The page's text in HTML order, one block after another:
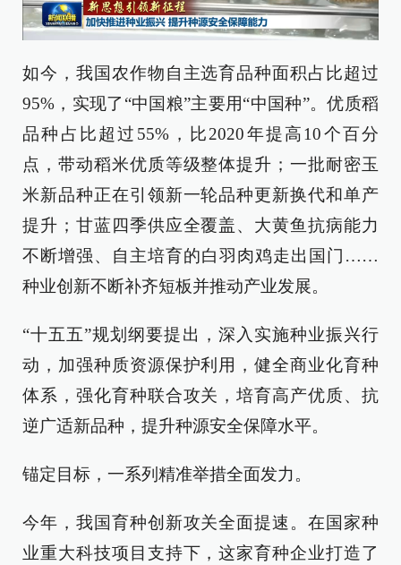
如今，我国农作物自主选育品种面积占比超过
95%，实现了“中国粮”主要用“中国种”。优质稻
品种占比超过55%，比2020年提高10个百分
点，带动稻米优质等级整体提升；一批耐密玉
米新品种正在引领新一轮品种更新换代和单产
提升；甘蓝四季供应全覆盖、大黄鱼抗病能力
不断增强、自主培育的白羽肉鸡走出国门……
种业创新不断补齐短板并推动产业发展。
“十五五”规划纲要提出，深入实施种业振兴行
动，加强种质资源保护利用，健全商业化育种
体系，强化育种联合攻关，培育高产优质、抗
逆广适新品种，提升种源安全保障水平。
锚定目标，一系列精准举措全面发力。
今年，我国育种创新攻关全面提速。在国家种
业重大科技项目支持下，这家育种企业打造了